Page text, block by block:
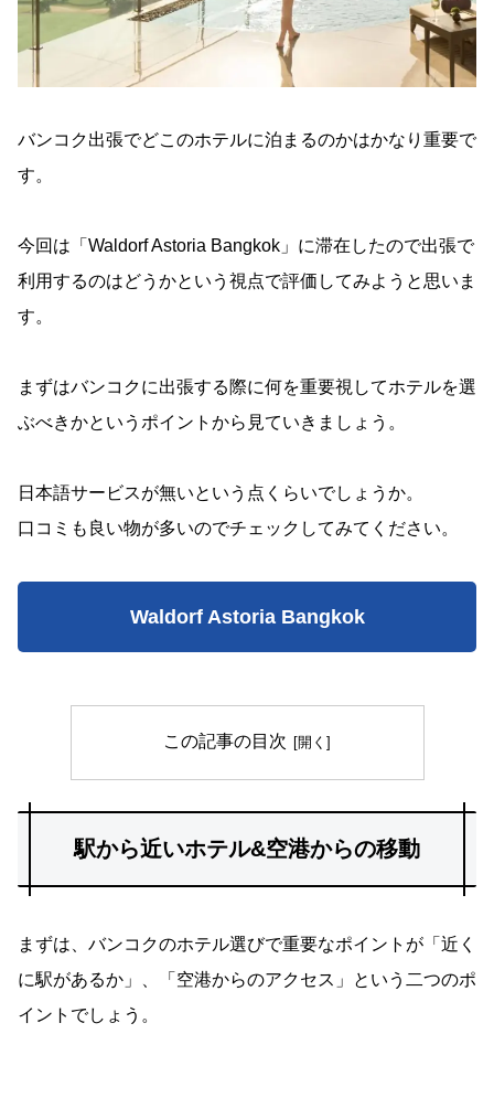
バンコク出張でどこのホテルに泊まるのかはかなり重要で
す。
今回は「Waldorf Astoria Bangkok」に滞在したので出張で
利用するのはどうかという視点で評価してみようと思いま
す。
まずはバンコクに出張する際に何を重要視してホテルを選
ぶべきかというポイントから見ていきましょう。
日本語サービスが無いという点くらいでしょうか。
口コミも良い物が多いのでチェックしてみてください。
Waldorf Astoria Bangkok
この記事の目次
駅から近いホテル&空港からの移動
まずは、バンコクのホテル選びで重要なポイントが「近く
に駅があるか」、「空港からのアクセス」という二つのポ
イントでしょう。